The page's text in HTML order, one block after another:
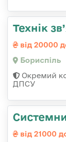
Технік
від 20000
Бориспіль
Окремий
ДПСУ
від 21000